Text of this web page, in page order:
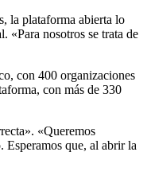
la plataforma abierta lo
«Para nosotros se trata de
con 400 organizaciones
con más de 330
«Queremos
Esperamos que, al abrir la